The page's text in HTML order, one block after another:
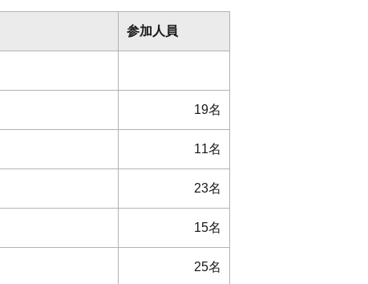
参加人員
19名
11名
23名
15名
25名